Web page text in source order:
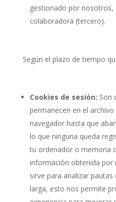
gestionado por
colaboradora (tercero).
Según el plazo de tiempo
Cookies de sesión: Son
permanecen en el
navegador hasta que
lo que ninguna queda
tu ordenador o memoria
información obtenida por
sirve para analizar
larga, esto nos permite